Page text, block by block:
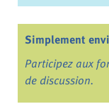
Simplement
Participez aux
de discussion.